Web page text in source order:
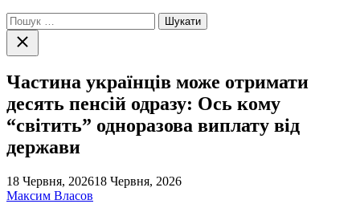
Пошук:
Закрити
пошук
Частина українців може отримати
десять пенсій одразу: Ось кому
“світить” одноразова виплату від
держави
18 Червня, 202618 Червня, 2026
Максим Власов